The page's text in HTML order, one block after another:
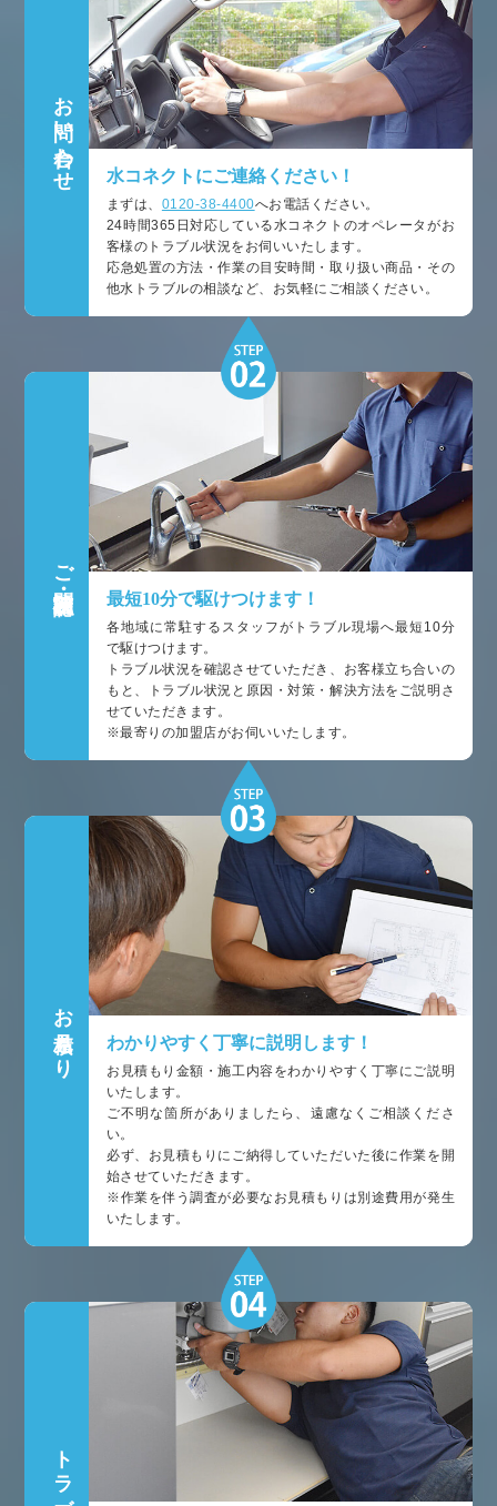
お問い合わせ 水コネクトにご連絡ください！
まずは、 0120-38-4400へお電話ください。
24時間365日対応している水コネクトのオペレータがお
客様のトラブル状況をお伺いいたします。
応急処置の方法・作業の目安時間・取り扱い商品・その
他水トラブルの相談など、お気軽にご相談ください。
ご訪問・状況確認
最短10分で駆けつけます！
各地域に常駐するスタッフがトラブル現場へ最短10分
で駆けつけます。
トラブル状況を確認させていただき、お客様立ち合いの
もと、トラブル状況と原因・対策・解決方法をご説明さ
せていただきます。
※最寄りの加盟店がお伺いいたします。
お見積もり わかりやすく丁寧に説明します！
お見積もり金額・施工内容をわかりやすく丁寧にご説明
いたします。
ご不明な箇所がありましたら、遠慮なくご相談くださ
い。
必ず、お見積もりにご納得していただいた後に作業を開
始させていただきます。
※作業を伴う調査が必要なお見積もりは別途費用が発生
いたします。